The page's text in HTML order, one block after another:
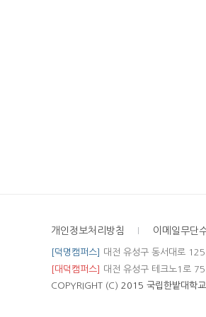
개인정보처리방침 이메일무단
[덕명캠퍼스] 대전 유성구 동서대로
[대덕캠퍼스]
대전 유성구 테크노1로
COPYRIGHT (C) 2015 국립한밭대학교